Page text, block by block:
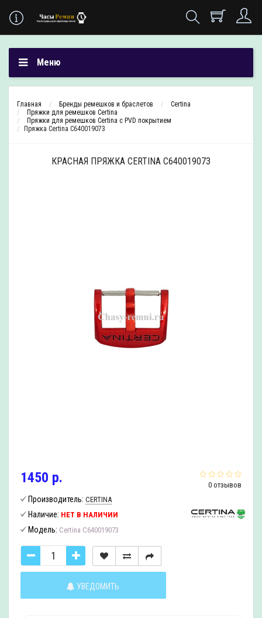
Меню
Главная Бренды ремешков и браслетов
Certina
Пряжки для ремешков Certina
Пряжки для ремешков Certina с PVD покрытием
Пряжка Certina C640019073
КРАСНАЯ ПРЯЖКА CERTINA C640019073
0 отзывов
1450 р.
Производитель: CERTINA
Наличие: НЕТ В НАЛИЧИИ
Модель: Certina C640019073
УВЕДОМИТЬ